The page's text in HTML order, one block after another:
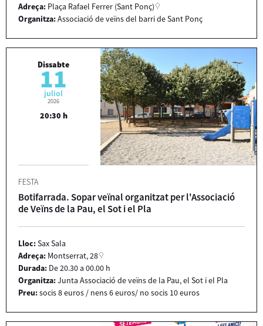
Adreça: Plaça Rafael Ferrer (Sant Ponç)
Organitza:Associació de veïns del barri de Sant Ponç
Dissabte
11
juliol
2026
20:30 h
FESTA
Botifarrada. Sopar veïnal organitzat per l'Associació
de Veïns de la Pau, el Sot i el Pla
Lloc:Sax Sala
Adreça: Montserrat, 28
Durada: De 20.30 a 00.00 h
Organitza:Junta Associació de veïns de la Pau, el Sot i el Pla
Preu:socis 8 euros / nens 6 euros/ no socis 10 euros